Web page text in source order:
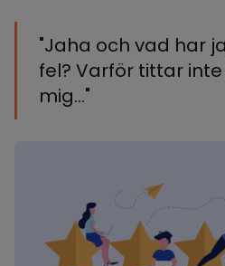
"Jaha och vad har
fel? Varför tittar
mig..."